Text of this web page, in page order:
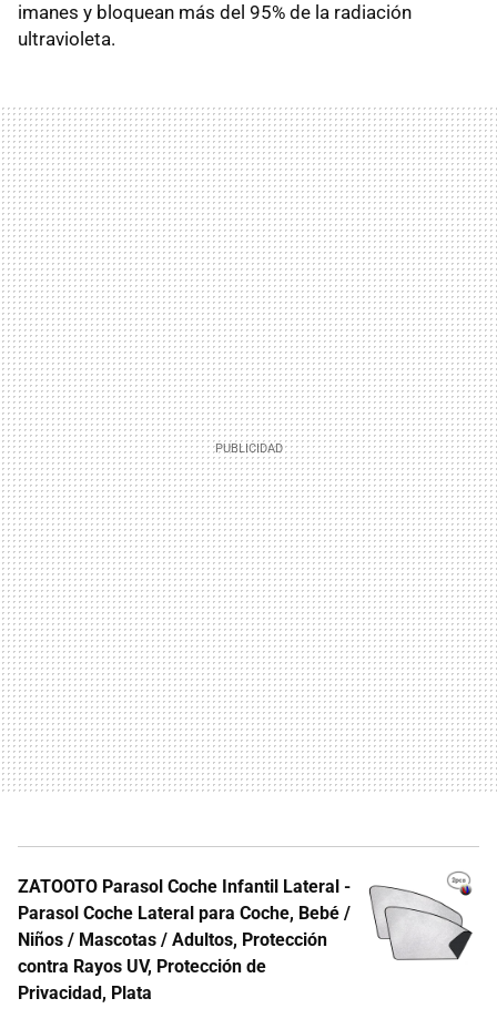
imanes y bloquean más del 95% de la radiación
ultravioleta.
ZATOOTO Parasol Coche Infantil Lateral -
Parasol Coche Lateral para Coche, Bebé /
Niños / Mascotas / Adultos, Protección
contra Rayos UV, Protección de
Privacidad, Plata